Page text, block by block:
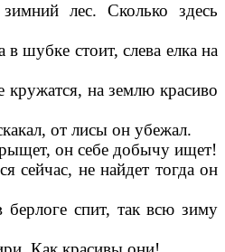
лес. Сколько здесь
в шубке стоит, слева елка на
кружатся, на землю красиво
от лисы он убежал.
он себе добычу ищет!
сейчас, не найдет тогда он
спит, так всю зиму